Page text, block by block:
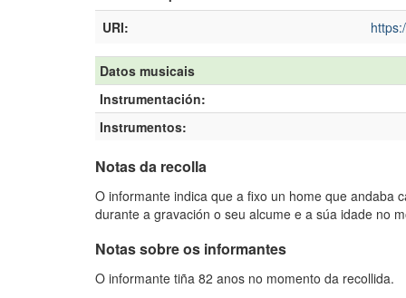
URI:
Datos musicais
Instrumentación:
Instrumentos:
Notas da recolla
O informante indica que a fixo un home que andaba
durante a gravación o seu alcume e a súa idade no
Notas sobre os informantes
O informante tiña 82 anos no momento da recollida.